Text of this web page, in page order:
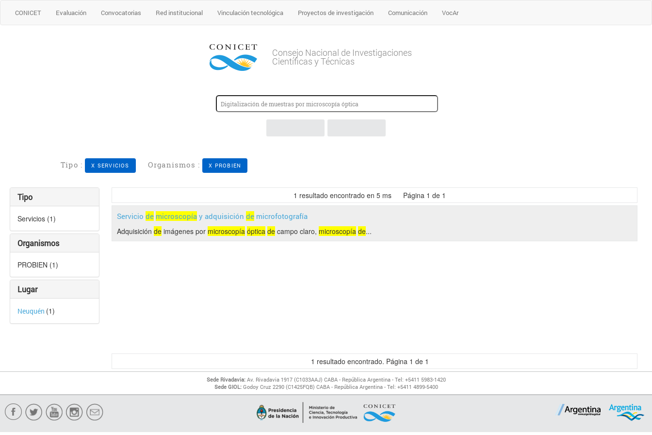
CONICET Evaluación Convocatorias Red institucional Vinculación tecnológica Proyectos de investigación Comunicación VocAr
Consejo Nacional de Investigaciones
Científicas y Técnicas
Tipo : X SERVICIOS Organismos : X PROBIEN
Tipo
Servicios (1)
Organismos
PROBIEN (1)
Lugar
Neuquén (1)
1 resultado encontrado en 5 ms Página 1 de 1
Servicio de microscopía y adquisición de microfotografía
Adquisición de imágenes por microscopía óptica de campo claro, microscopía de...
1 resultado encontrado. Página 1 de 1
Sede Rivadavia:Av. Rivadavia 1917 (C1033AAJ) CABA - República Argentina - Tel: +5411 5983-1420
Sede GIOL:Godoy Cruz 2290 (C1425FQB) CABA - República Argentina - Tel: +5411 4899-5400